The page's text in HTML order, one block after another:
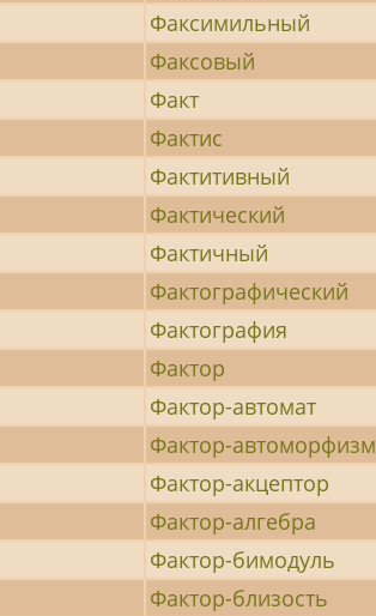
Факсимильный
Факсовый
Факт
Фактис
Фактитивный
Фактический
Фактичный
Фактографический
Фактография
Фактор
Фактор-автомат
Фактор-автоморфизм
Фактор-акцептор
Фактор-алгебра
Фактор-бимодуль
Фактор-близость